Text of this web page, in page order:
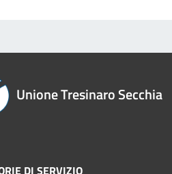
Unione Tresinaro Secchia
DI SERVIZIO